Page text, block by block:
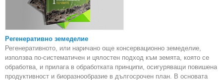
Регенеративно земеделие
Регенеративното, или наричано още консервационно земеделие,
използва по-систематичен и цялостен подход към земята, която се
обработва, и прилага в обработката принципи, осигуряващи повишена
продуктивност и биоразнообразие в дългосрочен план. В основата